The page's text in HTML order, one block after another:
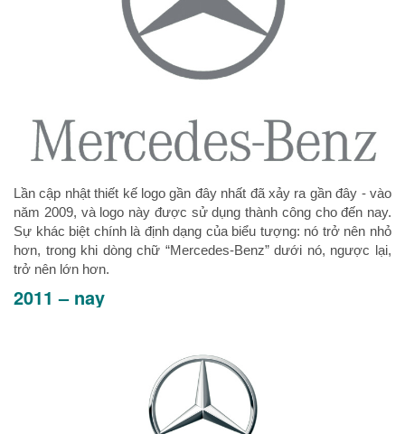
Lần cập nhật thiết kế logo gần đây nhất đã xảy ra gần đây - vào
năm 2009, và logo này được sử dụng thành công cho đến nay.
Sự khác biệt chính là định dạng của biểu tượng: nó trở nên nhỏ
hơn, trong khi dòng chữ “Mercedes-Benz” dưới nó, ngược lại,
trở nên lớn hơn.
2011 – nay